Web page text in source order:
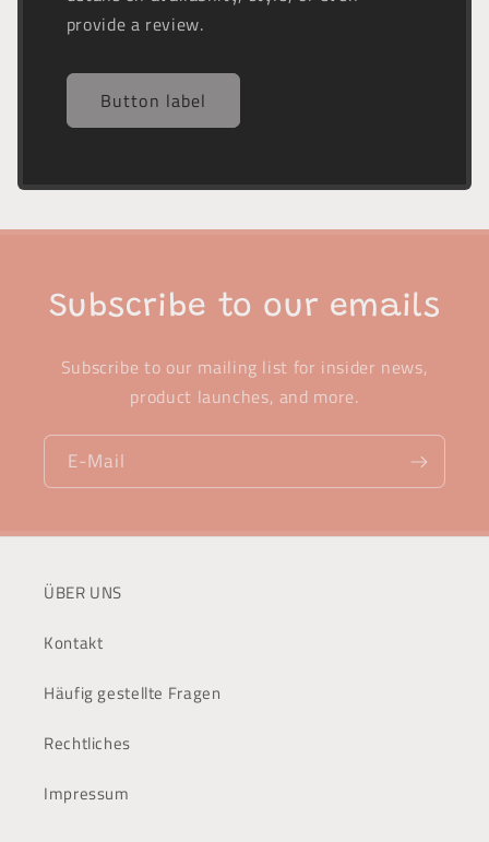
provide a review.
Button label
Subscribe to our emails
Subscribe to our mailing list for insider news,
product launches, and more.
E-Mail
ÜBER UNS
Kontakt
Häufig gestellte Fragen
Rechtliches
Impressum